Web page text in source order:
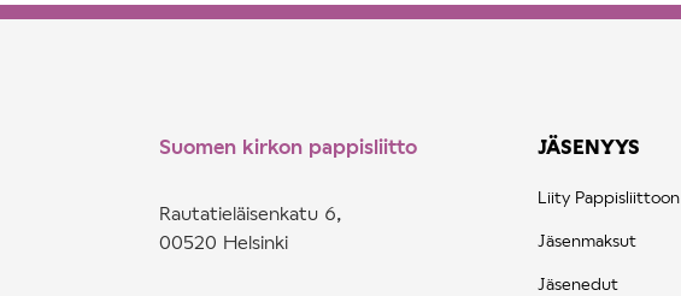
Suomen kirkon pappisliitto
Rautatieläisenkatu 6,
00520 Helsinki
JÄSENYYS
Liity Pappisliittoon
Jäsenmaksut
Jäsenedut